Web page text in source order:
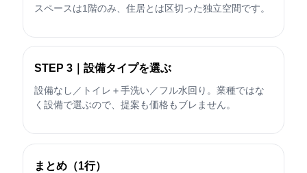
スペースは1階のみ、住居とは区切った独立空間です。
STEP 3｜設備タイプを選ぶ
設備なし／トイレ＋手洗い／フル水回り。業種ではな
く設備で選ぶので、提案も価格もブレません。
まとめ（1行）